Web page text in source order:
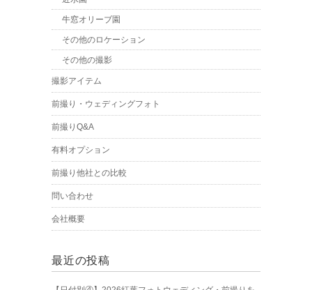
牛窓オリーブ園
その他のロケーション
その他の撮影
撮影アイテム
前撮り・ウェディングフォト
前撮りQ&A
有料オプション
前撮り他社との比較
問い合わせ
会社概要
最近の投稿